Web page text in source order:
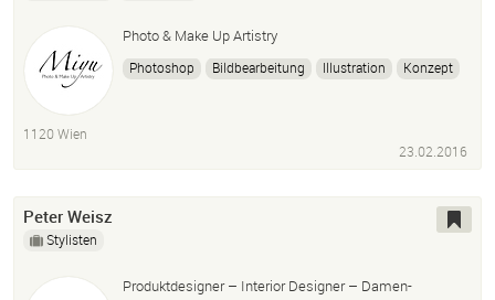
Photo & Make Up Artistry
Photoshop Bildbearbeitung Illustration Konzept
1120 Wien
23.02.2016
Peter Weisz
Stylisten
Produktdesigner – Interior Designer – Damen-